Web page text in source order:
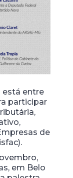
está entre
participar
de
em Belo